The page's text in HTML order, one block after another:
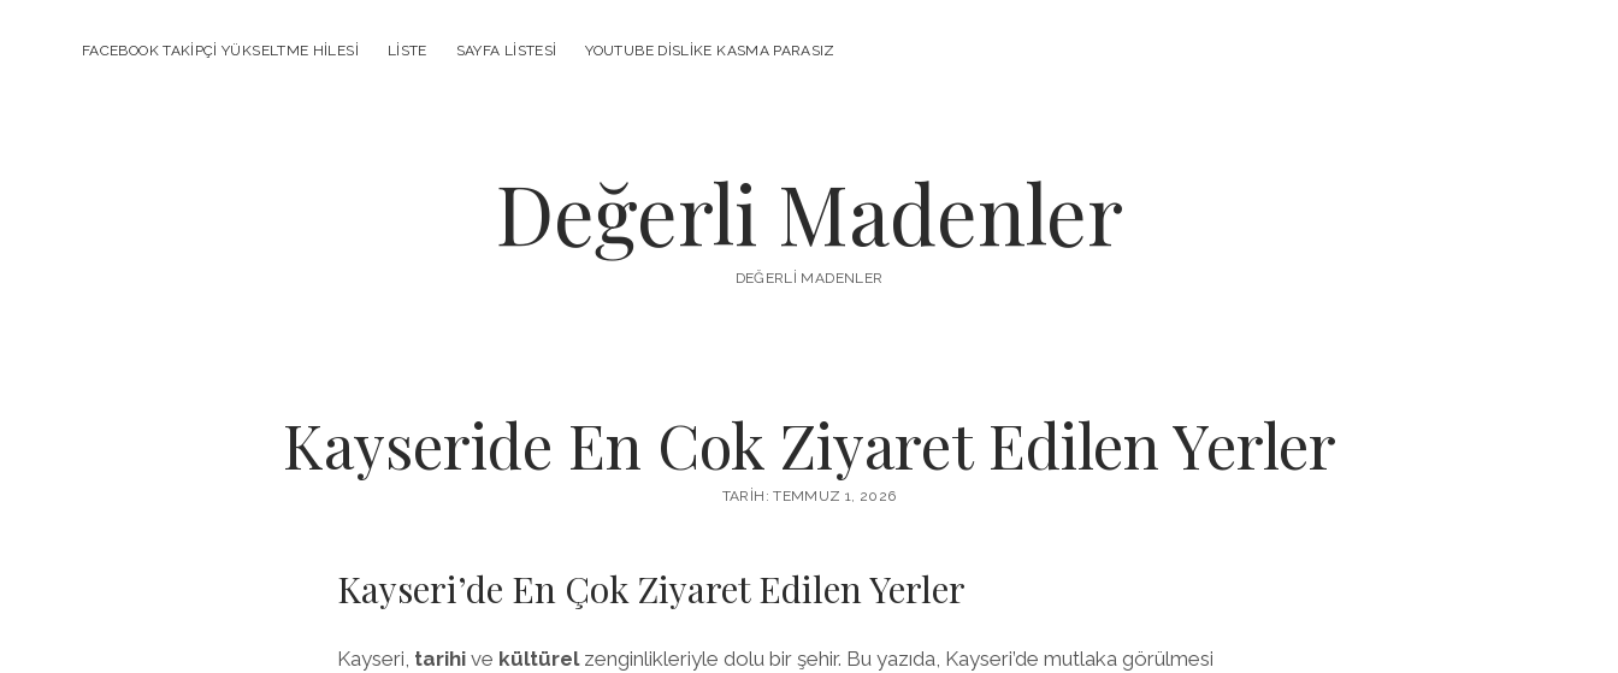
FACEBOOK TAKIPÇI YÜKSELTME HILESI LISTE SAYFA LISTESI YOUTUBE DISLIKE KASMA PARASIZ
Değerli Madenler
DEĞERLI MADENLER
Kayseride En Cok Ziyaret Edilen Yerler
TARIH: TEMMUZ 1, 2026
Kayseri’de En Çok Ziyaret Edilen Yerler
Kayseri, tarihive kültürelzenginlikleriyle dolu bir şehir. Bu yazıda, Kayseri’de mutlaka görülmesi